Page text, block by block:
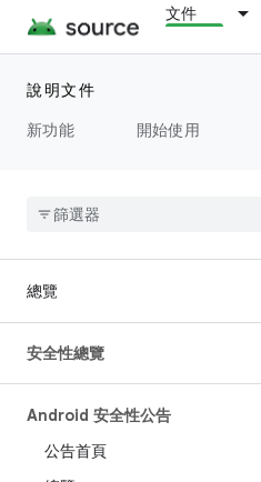
文件
說明文件
新功能
開始使用
總覽
安全性總覽
Android 安全性公告
公告首頁